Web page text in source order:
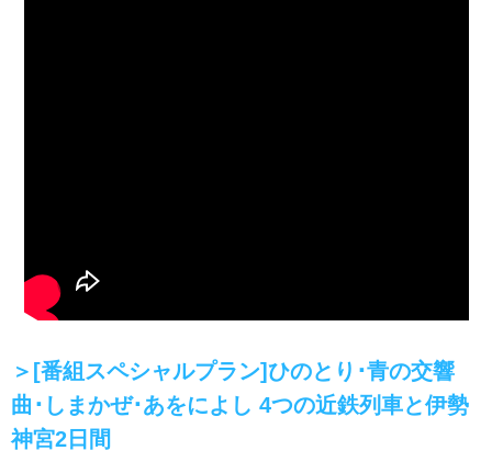
＞[番組スペシャルプラン]ひのとり･青の交響
曲･しまかぜ･あをによし 4つの近鉄列車と伊勢
神宮2日間